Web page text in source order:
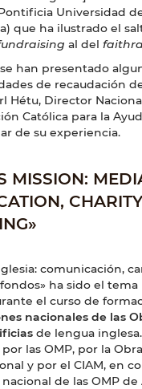
Universidad
que ha ilustrado el
al del
han presentado
de recaudación
Hétu, Director
Católica para la
de su experiencia.
MISSION:
comunicación,
ha sido el
el curso de
nacionales de las
de lengua
las OMP, por la
y por el CIAM, en
de las OMP de